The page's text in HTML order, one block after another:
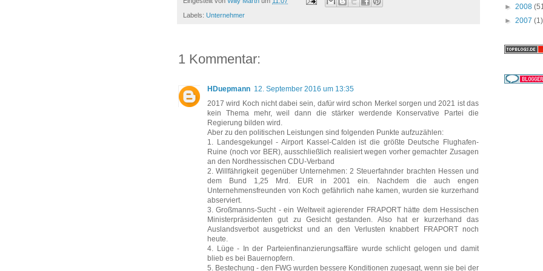
Labels: Unternehmer
1 Kommentar:
HDuepmann 12. September 2016 um 13:35
2017 wird Koch nicht dabei sein, dafür wird schon Merkel sorgen und 2021 ist das
kein Thema mehr, weil dann die stärker werdende Konservative Partei die
Regierung bilden wird.
Aber zu den politischen Leistungen sind folgenden Punkte aufzuzählen:
1. Landesgekungel - Airport Kassel-Calden ist die größte Deutsche Flughafen-
Ruine (noch vor BER), ausschließlich realisiert wegen vorher gemachter Zusagen
an den Nordhessischen CDU-Verband
2. Willfährigkeit gegenüber Unternehmen: 2 Steuerfahnder brachten Hessen und
dem Bund 1,25 Mrd. EUR in 2001 ein. Nachdem die auch engen
Unternehmensfreunden von Koch gefährlich nahe kamen, wurden sie kurzerhand
abserviert.
3. Großmanns-Sucht - ein Weltweit agierender FRAPORT hätte dem Hessischen
Ministerpräsidenten gut zu Gesicht gestanden. Also hat er kurzerhand das
Auslandsverbot ausgetrickst und an den Verlusten knabbert FRAPORT noch
heute.
4. Lüge - In der Parteienfinanzierungsaffäre wurde schlicht gelogen und damit
blieb es bei Bauernopfern.
5. Bestechung - den FWG wurden bessere Konditionen zugesagt, wenn sie bei der
► 2008
► 2007 (1)